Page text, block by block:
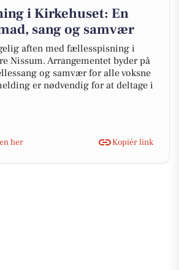
i Kirkehuset: En
sang og samvær
aften med fællesspisning i
Nissum. Arrangementet byder på
og samvær for alle voksne
er nødvendig for at deltage i
her
Kopiér link